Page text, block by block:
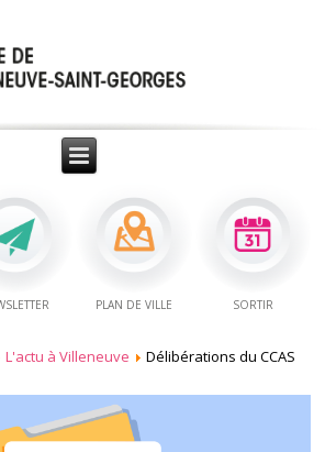
PLAN DE VILLE SORTIR
L'actu à Villeneuve Délibérations du CCAS